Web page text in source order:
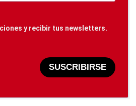
y recibir tus newsletters.
SUSCRIBIRSE